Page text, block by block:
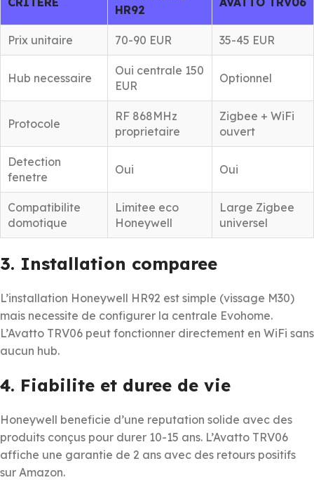
HR92
Prix unitaire 70-90 EUR 35-45 EUR
Hub necessaire
Oui centrale 150
EUR
Optionnel
Protocole
RF 868MHz
proprietaire
Zigbee + WiFi
ouvert
Detection
fenetre
Oui Oui
Compatibilite
domotique
Limitee eco
Honeywell
Large Zigbee
universel
3. Installation comparee
L’installation Honeywell HR92 est simple (vissage M30)
mais necessite de configurer la centrale Evohome.
L’Avatto TRV06 peut fonctionner directement en WiFi sans
aucun hub.
4. Fiabilite et duree de vie
Honeywell beneficie d’une reputation solide avec des
produits conçus pour durer 10-15 ans. L’Avatto TRV06
affiche une garantie de 2 ans avec des retours positifs
sur Amazon.